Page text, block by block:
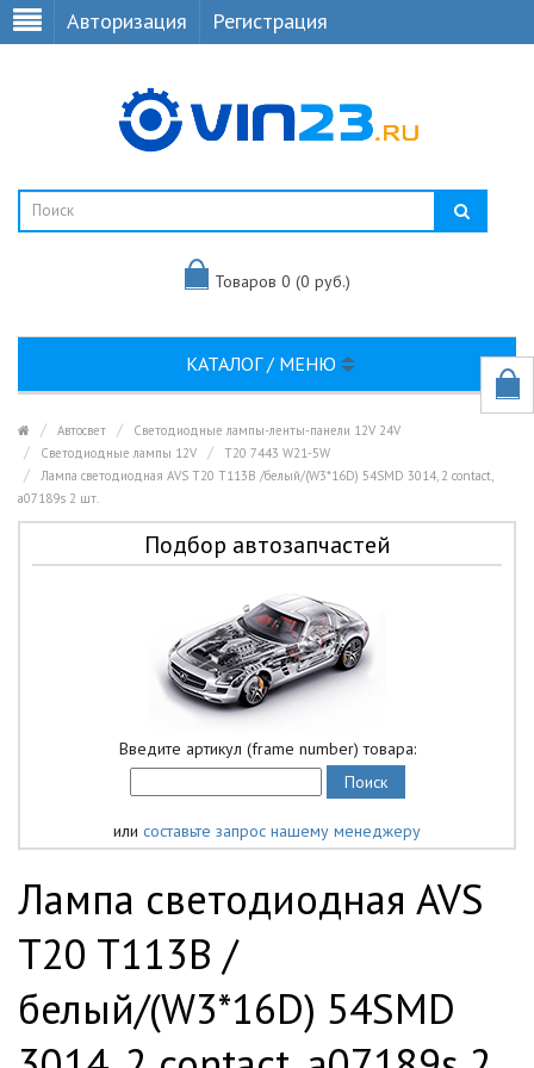
Авторизация Регистрация
Товаров 0 (0 руб.)
КАТАЛОГ / МЕНЮ
Автосвет
Светодиодные лампы-ленты-панели 12V 24V
Светодиодные лампы 12V
T20 7443 W21-5W
Лампа светодиодная AVS T20 T113B /белый/(W3*16D) 54SMD 3014, 2 contact,
a07189s 2 шт.
Подбор автозапчастей
Введите артикул (frame number) товара:
или составьте запрос нашему менеджеру
Лампа светодиодная AVS
T20 T113B /
белый/(W3*16D) 54SMD